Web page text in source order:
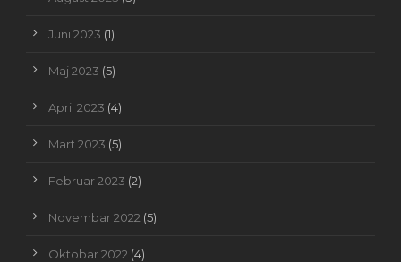
Juni 2023 (1)
Maj 2023 (5)
April 2023 (4)
Mart 2023 (5)
Februar 2023 (2)
Novembar 2022 (5)
Oktobar 2022 (4)